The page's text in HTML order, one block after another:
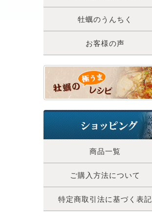
牡蠣のうんちく
お客様の声
商品一覧
ご購入方法について
特定商取引法に基づく表記